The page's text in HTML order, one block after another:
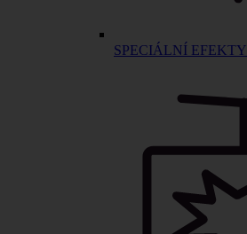
SPECIÁLNÍ EFEKTY